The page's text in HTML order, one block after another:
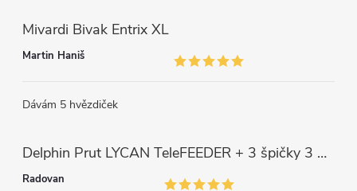
Mivardi Bivak Entrix XL
Martin Haniš
Dávám 5 hvězdiček
Delphin Prut LYCAN TeleFEEDER + 3 špičky 3 m, 80 g
Radovan